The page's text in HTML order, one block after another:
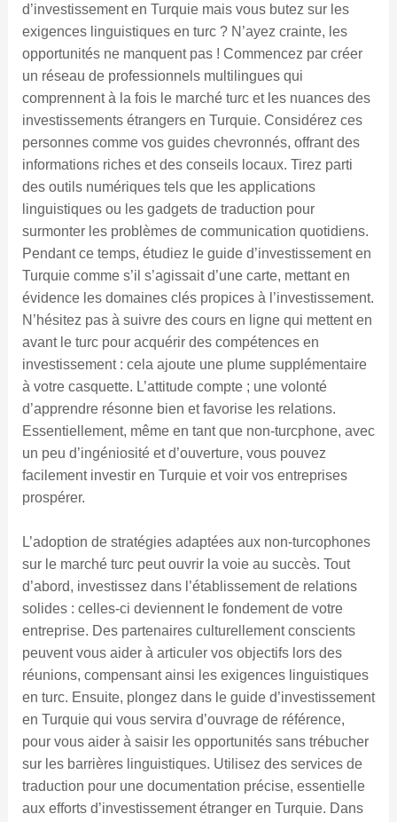
d’investissement en Turquie mais vous butez sur les
exigences linguistiques en turc ? N’ayez crainte, les
opportunités ne manquent pas ! Commencez par créer
un réseau de professionnels multilingues qui
comprennent à la fois le marché turc et les nuances des
investissements étrangers en Turquie. Considérez ces
personnes comme vos guides chevronnés, offrant des
informations riches et des conseils locaux. Tirez parti
des outils numériques tels que les applications
linguistiques ou les gadgets de traduction pour
surmonter les problèmes de communication quotidiens.
Pendant ce temps, étudiez le guide d’investissement en
Turquie comme s’il s’agissait d’une carte, mettant en
évidence les domaines clés propices à l’investissement.
N’hésitez pas à suivre des cours en ligne qui mettent en
avant le turc pour acquérir des compétences en
investissement : cela ajoute une plume supplémentaire
à votre casquette. L’attitude compte ; une volonté
d’apprendre résonne bien et favorise les relations.
Essentiellement, même en tant que non-turcphone, avec
un peu d’ingéniosité et d’ouverture, vous pouvez
facilement investir en Turquie et voir vos entreprises
prospérer.
L’adoption de stratégies adaptées aux non-turcophones
sur le marché turc peut ouvrir la voie au succès. Tout
d’abord, investissez dans l’établissement de relations
solides : celles-ci deviennent le fondement de votre
entreprise. Des partenaires culturellement conscients
peuvent vous aider à articuler vos objectifs lors des
réunions, compensant ainsi les exigences linguistiques
en turc. Ensuite, plongez dans le guide d’investissement
en Turquie qui vous servira d’ouvrage de référence,
pour vous aider à saisir les opportunités sans trébucher
sur les barrières linguistiques. Utilisez des services de
traduction pour une documentation précise, essentielle
aux efforts d’investissement étranger en Turquie. Dans